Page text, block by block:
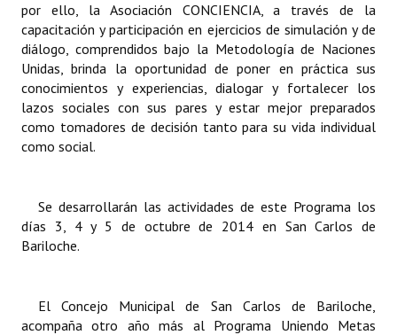
Mujeres que Dejaron Huellas - Registro
Periodistas Decanos - Registro
Ciudadano Ilustre - Registro
Banca del Vecino - Registro
Antiguos Pobladores - Registro
Reconocimientos - Registro
Entrega de distinciones
por ello, la Asociación CONCIENCIA, a través de la
capacitación y participación en ejercicios de simulación y de
diálogo, comprendidos bajo la Metodología de Naciones
Unidas, brinda la oportunidad de poner en práctica sus
conocimientos y experiencias, dialogar y fortalecer los
lazos sociales con sus pares y estar mejor preparados
como tomadores de decisión tanto para su vida individual
como social.
Se desarrollarán las actividades de este Programa los
días 3, 4 y 5 de octubre de 2014 en San Carlos de
Bariloche.
El Concejo Municipal de San Carlos de Bariloche,
acompaña otro año más al Programa Uniendo Metas